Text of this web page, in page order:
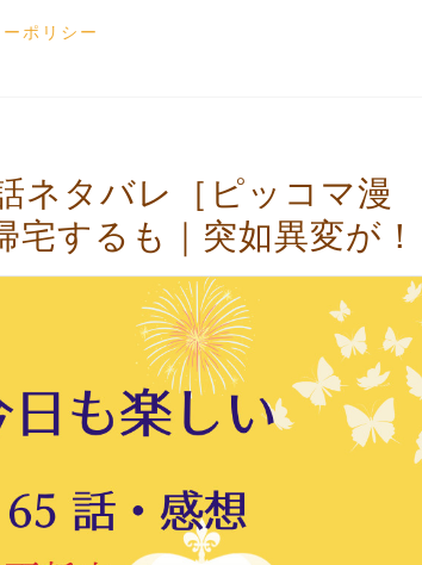
ポリシー
ネタバレ［ピッコマ漫
するも｜突如異変が！